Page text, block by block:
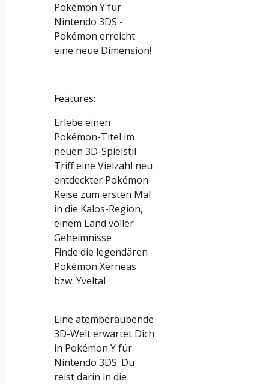
Pokémon Y für
Nintendo 3DS -
Pokémon erreicht
eine neue Dimension!
Features:
Erlebe einen
Pokémon-Titel im
neuen 3D-Spielstil
Triff eine Vielzahl neu
entdeckter Pokémon
Reise zum ersten Mal
in die Kalos-Region,
einem Land voller
Geheimnisse
Finde die legendären
Pokémon Xerneas
bzw. Yveltal
Eine atemberaubende
3D-Welt erwartet Dich
in Pokémon Y für
Nintendo 3DS. Du
reist darin in die